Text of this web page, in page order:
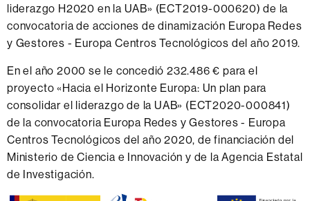
liderazgo H2020 en la UAB» (ECT2019-000620) de la
convocatoria de acciones de dinamización Europa Redes
y Gestores - Europa Centros Tecnológicos del año 2019.
En el año 2000 se le concedió 232.486 € para el
proyecto «Hacia el Horizonte Europa: Un plan para
consolidar el liderazgo de la UAB» (ECT2020-000841)
de la convocatoria Europa Redes y Gestores - Europa
Centros Tecnológicos del año 2020, de financiación del
Ministerio de Ciencia e Innovación y de la Agencia Estatal
de Investigación.